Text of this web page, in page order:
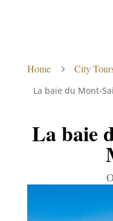
Home 5 City
La baie du Mont-
La baie